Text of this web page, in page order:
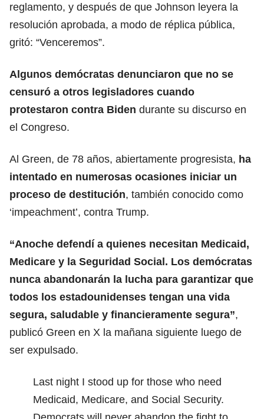
reglamento, y después de que Johnson leyera la
resolución aprobada, a modo de réplica pública,
gritó: “Venceremos”.
Algunos demócratas denunciaron que no se
censuró a otros legisladores cuando
protestaron contra Biden durante su discurso en
el Congreso.
Al Green, de 78 años, abiertamente progresista, ha
intentado en numerosas ocasiones iniciar un
proceso de destitución, también conocido como
‘impeachment’, contra Trump.
“Anoche defendí a quienes necesitan Medicaid,
Medicare y la Seguridad Social. Los demócratas
nunca abandonarán la lucha para garantizar que
todos los estadounidenses tengan una vida
segura, saludable y financieramente segura”,
publicó Green en X la mañana siguiente luego de
ser expulsado.
Last night I stood up for those who need
Medicaid, Medicare, and Social Security.